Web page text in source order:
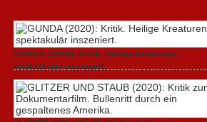
GUNDA (2020): Kritik. Heilige Kreaturen,
spektakulär inszeniert.